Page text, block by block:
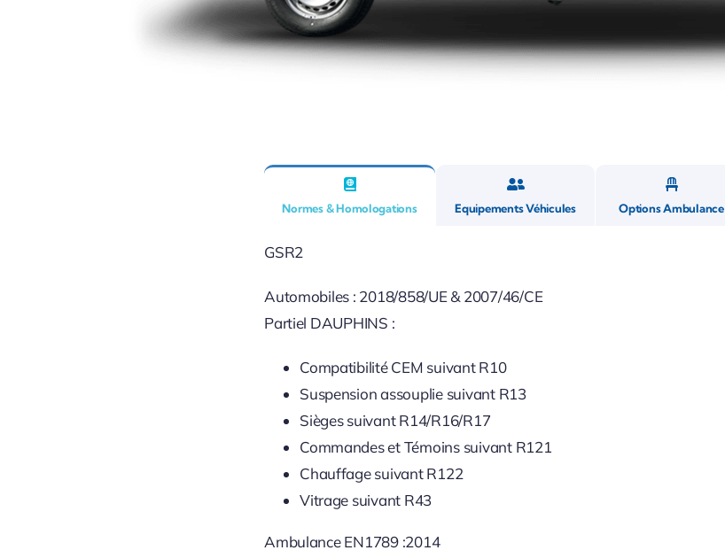
Normes & Homologations Equipements Véhicules Options Ambulance
GSR2
Automobiles : 2018/858/UE & 2007/46/CE
Partiel DAUPHINS :
Compatibilité CEM suivant R10
Suspension assouplie suivant R13
Sièges suivant R14/R16/R17
Commandes et Témoins suivant R121
Chauffage suivant R122
Vitrage suivant R43
Ambulance EN1789 :2014